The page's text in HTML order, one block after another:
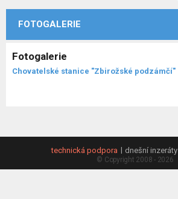
FOTOGALERIE
Fotogalerie
Chovatelské stanice "Zbirožské podzámčí"
technická podpora dnešní inzeráty
© Copyright 2008 - 2026